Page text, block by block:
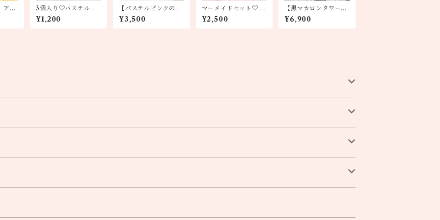
アイ
3個入り♡パステルレ
アチーズマカロン3種
¥1,200
【パステルピンクのク
ッキー缶】焼き菓子詰
め合わせ
¥3,500
マーメイドセット♡ 貝
殻マカロン・クッキー
¥2,500
【黒マカロンタワー】
塩バニラ・レアチーズ
オレオ
¥6,900